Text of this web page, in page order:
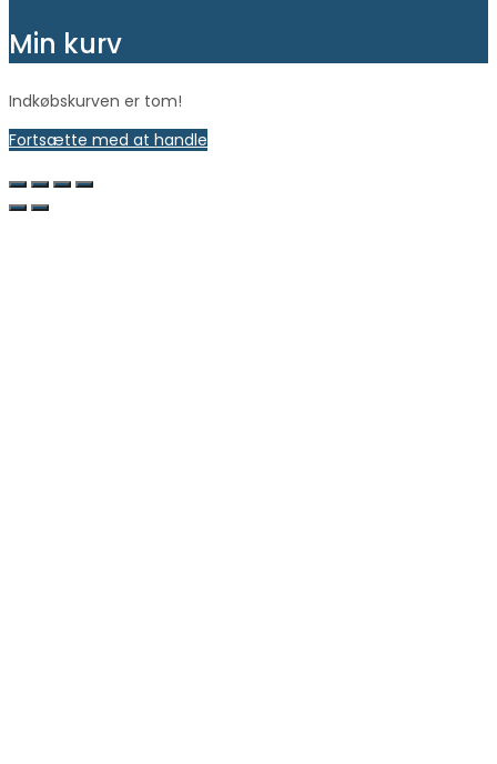
Min kurv
Indkøbskurven er tom!
Fortsætte med at handle